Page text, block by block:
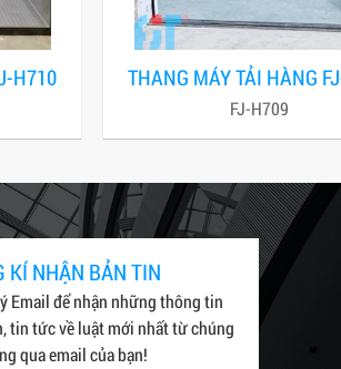
H710 THANG MÁY TẢI HÀNG
FJ-H709
KÍ NHẬN BẢN TIN
Email để nhận những thông tin
tin tức về luật mới nhất từ chúng
qua email của bạn!